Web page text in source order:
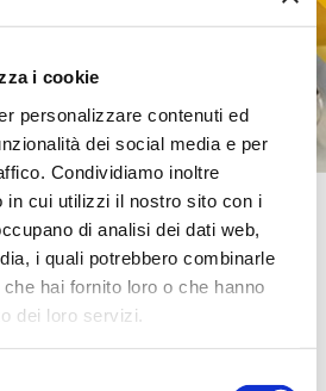
i cookie
personalizzare contenuti ed
dei social media e per
Condividiamo inoltre
in cui utilizzi il nostro sito con i
di analisi dei dati web,
i quali potrebbero combinarle
hai fornito loro o che hanno
dei loro servizi.
in cartoncino cercando di